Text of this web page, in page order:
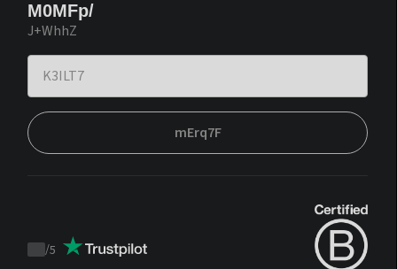
M0MFp/
J+WhhZ
mErq7F
Trustpilot
/5